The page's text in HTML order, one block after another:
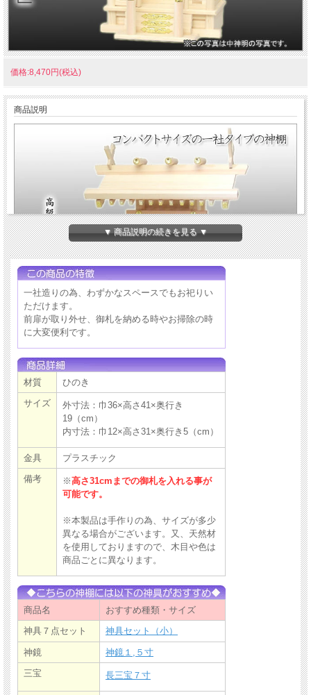
価格:8,470円(税込)
商品説明
▼ 商品説明の続きを見る ▼
一社造りの為、わずかなスペースでもお祀りい
ただけます。
前扉が取り外せ、御札を納める時やお掃除の時
に大変便利です。
材質
ひのき
サイズ
外寸法：巾36×高さ41×奥行き
19（cm）
内寸法：巾12×高さ31×奥行き5（cm）
金具
プラスチック
備考
※高さ31cmまでの御札を入れる事が
可能です。
※本製品は手作りの為、サイズが多少
異なる場合がございます。又、天然材
を使用しておりますので、木目や色は
商品ごとに異なります。
商品名
おすすめ種類・サイズ
神具７点セット
神具セット（小）
神鏡
神鏡１,５寸
三宝
長三宝７寸